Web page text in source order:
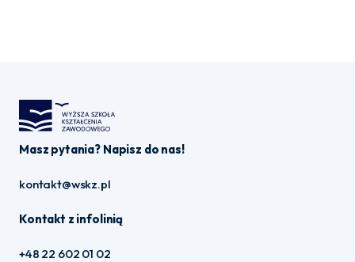
Masz pytania? Napisz do nas!
kontakt@wskz.pl
Kontakt z infolinią
+48 22 602 01 02